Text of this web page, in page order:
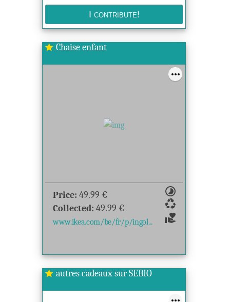
star Chaise enfant
timelapse
recycling
volunteer_activism
Price: 49.99 €
Collected: 49.99 €
www.ikea.com/be/fr/p/ingol...
star autres cadeaux sur SEBIO